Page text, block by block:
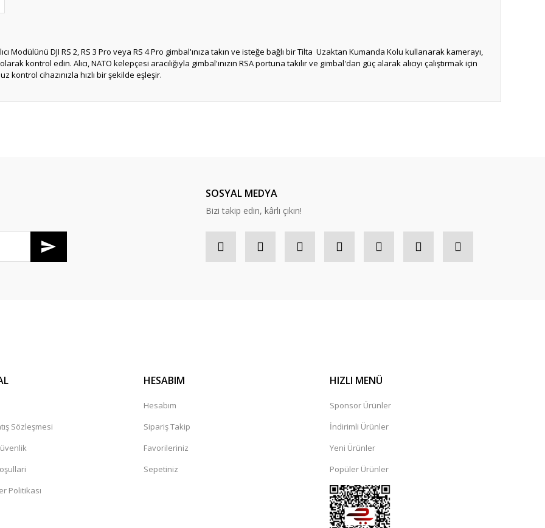
Modülünü DJI RS 2, RS 3 Pro veya RS 4 Pro gimbal'ınıza takın ve isteğe bağlı bir Tilta Uzaktan Kumanda Kolu kullanarak kamerayı,
kontrol edin. Alıcı, NATO kelepçesi aracılığıyla gimbal'ınızın RSA portuna takılır ve gimbal'dan güç alarak alıcıyı çalıştırmak için
kontrol cihazınızla hızlı bir şekilde eşleşir.
SOSYAL MEDYA
Bizi takip edin, kârlı çıkın!
Sözleşmesi
Politikası
HESABIM
Hesabım
Sipariş Takip
Favorileriniz
Sepetiniz
HIZLI MENÜ
Sponsor Ürünler
İndirimli Ürünler
Yeni Ürünler
Popüler Ürünler